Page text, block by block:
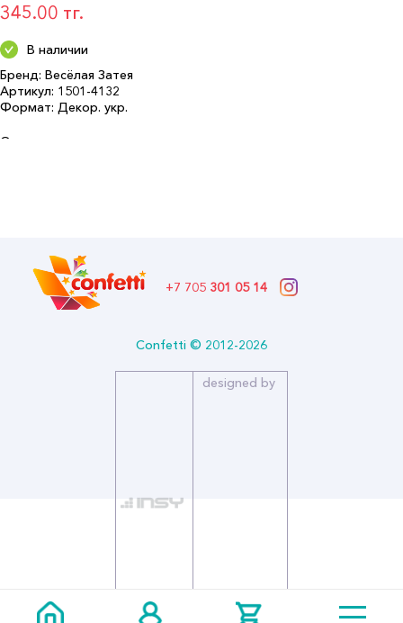
345.00 тг.
В наличии
Бренд: Весёлая Затея
Артикул: 1501-4132
Формат: Декор. укр.
Описание:
отлично подойдут в качестве наполнителя в прозрачные шары
или оформления подарков и праздничного декора.
+7 705 301 05 14
Confetti © 2012-2026
designed by